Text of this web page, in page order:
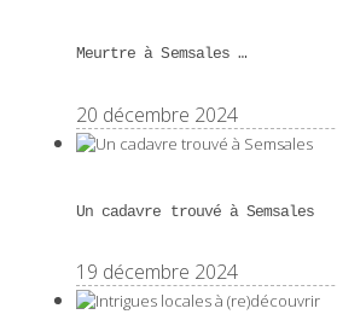
Meurtre à Semsales …
20 décembre 2024
Un cadavre trouvé à Semsales
19 décembre 2024